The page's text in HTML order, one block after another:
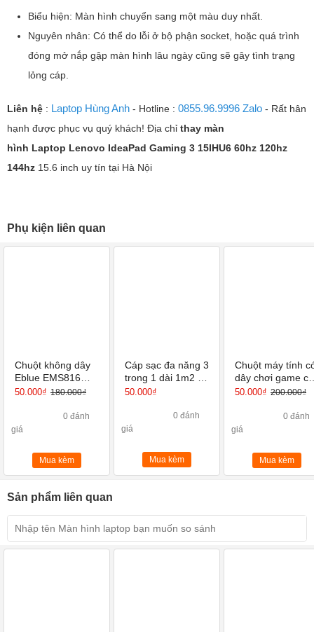
Biểu hiện: Màn hình chuyển sang một màu duy nhất.
Nguyên nhân: Có thể do lỗi ở bộ phận socket, hoặc quá trình
đóng mở nắp gập màn hình lâu ngày cũng sẽ gây tình trạng
lỏng cáp.
Liên hệ : Laptop Hùng Anh - Hotline : 0855.96.9996 Zalo - Rất hân
hạnh được phục vụ quý khách! Địa chỉ thay màn
hình Laptop Lenovo IdeaPad Gaming 3 15IHU6 60hz 120hz
144hz 15.6 inch uy tín tại Hà Nội
Phụ kiện liên quan
Chuột không dây
Eblue EMS816
(USB-Wireless)
50.000₫ 180.000₫
0 đánh
giá
Mua kèm
Cáp sạc đa năng 3
trong 1 dài 1m2 từ
USB ra Type C,
Lightning 7/8 / X /
Xs / Xr / X Max
50.000₫
0 đánh
giá
Mua kèm
Chuột máy tính
dây chơi game có
dây E-DRA
50.000₫ 200.000₫
0 đánh
giá
Mua kèm
Sản phẩm liên quan